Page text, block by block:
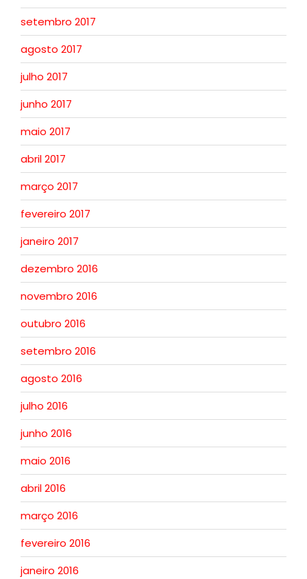
setembro 2017
agosto 2017
julho 2017
junho 2017
maio 2017
abril 2017
março 2017
fevereiro 2017
janeiro 2017
dezembro 2016
novembro 2016
outubro 2016
setembro 2016
agosto 2016
julho 2016
junho 2016
maio 2016
abril 2016
março 2016
fevereiro 2016
janeiro 2016